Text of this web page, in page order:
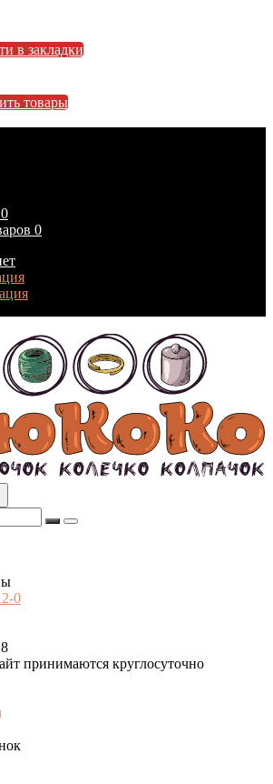
в закладки
товары
0
0
0
принимаются круглосуточно